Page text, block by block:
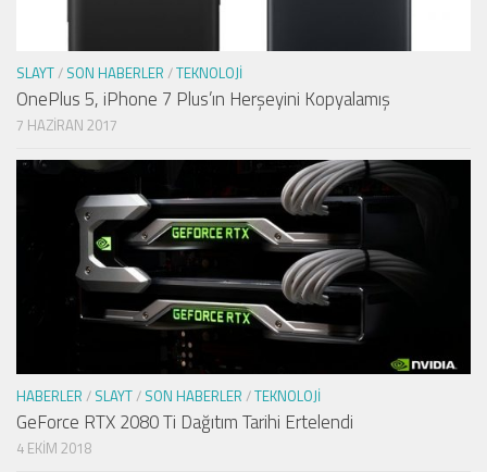
SLAYT/ SON HABERLER /TEKNOLOJI
OnePlus 5, iPhone 7 Plus’ın Herşeyini Kopyalamış
7 HAZIRAN 2017
HABERLER / SLAYT/ SON HABERLER /TEKNOLOJI
GeForce RTX 2080 Ti Dağıtım Tarihi Ertelendi
4 EKIM 2018